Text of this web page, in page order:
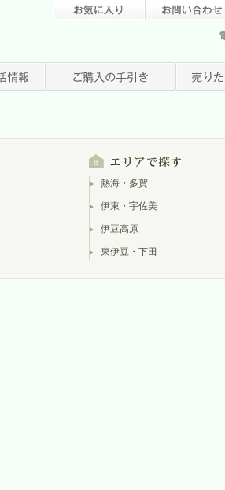
熱海・多賀
伊東・宇佐美
伊豆高原
東伊豆・下田